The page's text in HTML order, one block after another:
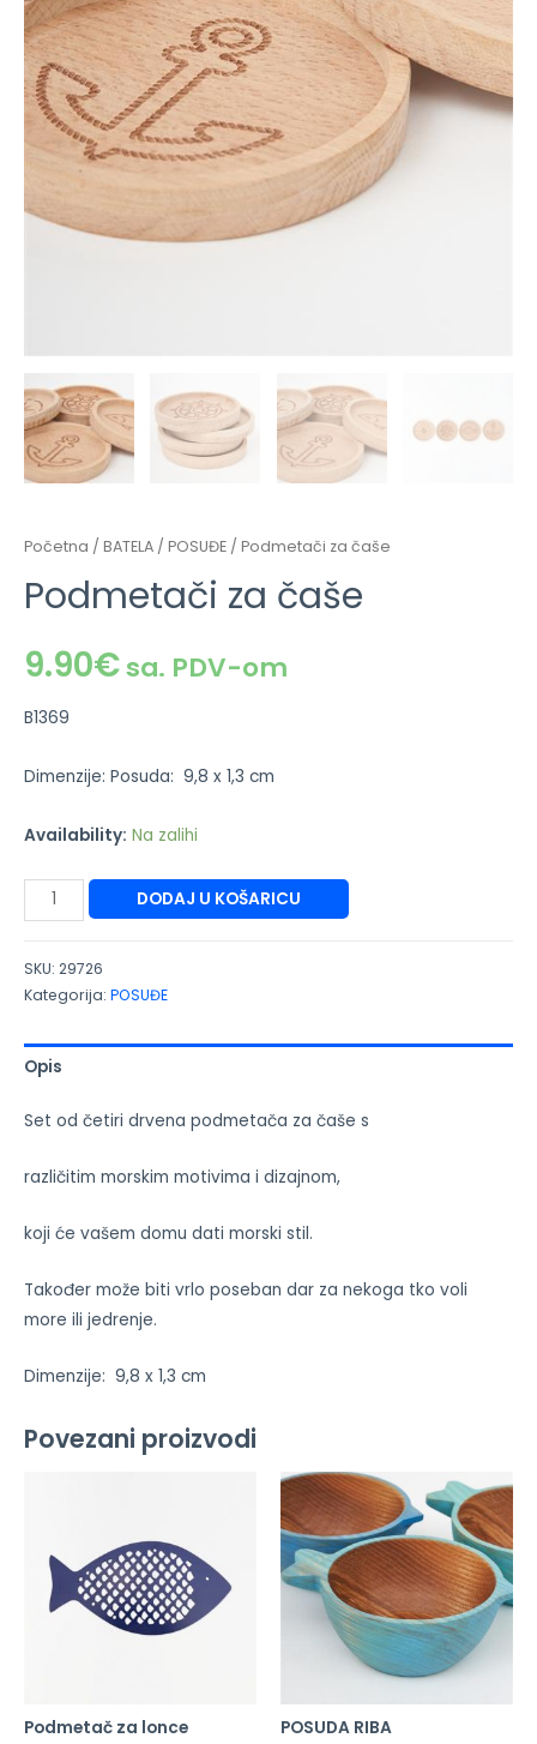
Početna / BATELA / POSUĐE / Podmetači za čaše
Podmetači za čaše
9.90€sa. PDV-om
B1369
Dimenzije: Posuda: 9,8 x 1,3 cm
Availability: Na zalihi
DODAJ U KOŠARICU
SKU: 29726
Kategorija: POSUĐE
Opis
Set od četiri drvena podmetača za čaše s
različitim morskim motivima i dizajnom,
koji će vašem domu dati morski stil.
Također može biti vrlo poseban dar za nekoga tko voli
more ili jedrenje.
Dimenzije: 9,8 x 1,3 cm
Povezani proizvodi
Podmetač za lonce POSUDA RIBA